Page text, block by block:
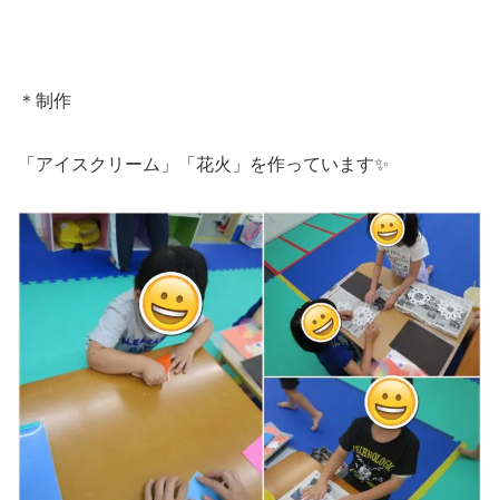
＊制作
「アイスクリーム」「花火」を作っています✨